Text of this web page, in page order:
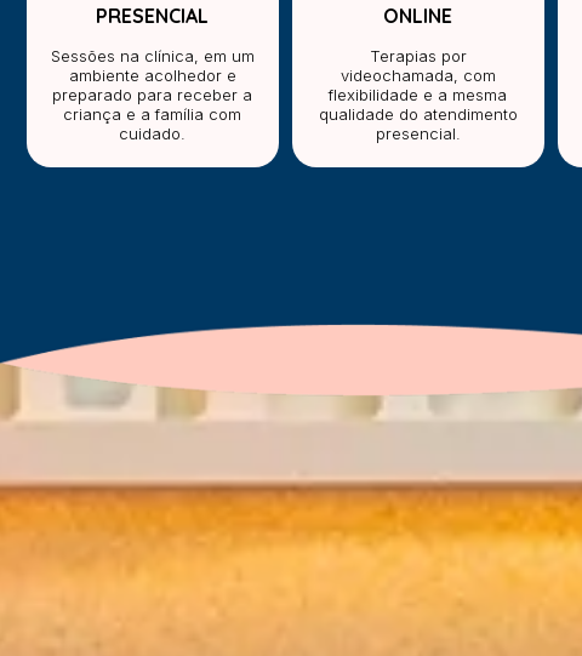
PRESENCIAL
Sessões na clínica, em um
ambiente acolhedor e
preparado para receber a
criança e a família com
cuidado.
ONLINE
Terapias por
videochamada, com
flexibilidade e a mesma
qualidade do atendimento
presencial.